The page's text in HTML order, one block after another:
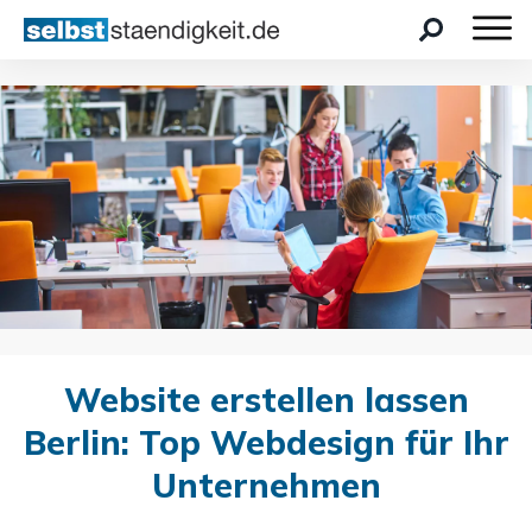
Website erstellen lassen
Berlin: Top Webdesign für Ihr
Unternehmen